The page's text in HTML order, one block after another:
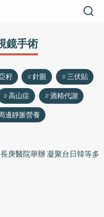
鏡手術
籽 針眼
三伏貼
高山症
酒精代謝
邊靜脈營養